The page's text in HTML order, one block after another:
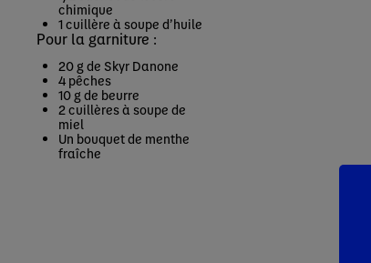
chimique
1 cuillère à soupe d’huile
Pour la garniture :
20 g de Skyr Danone
4 pêches
10 g de beurre
2 cuillères à soupe de
miel
Un bouquet de menthe
fraîche